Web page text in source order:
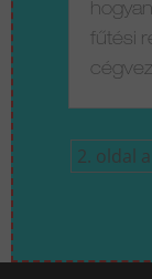
fűtési
2. oldal